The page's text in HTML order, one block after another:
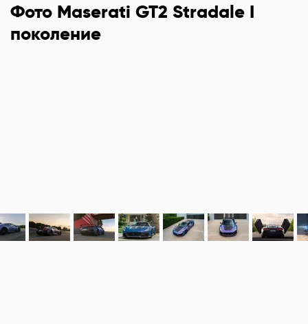
Фото Maserati GT2 Stradale I
поколение